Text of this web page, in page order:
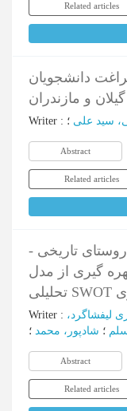
Related articles
دانشجویان
Writer : سید علی ؛
Abstract
Related articles
تاریخی -
گیری از مدل
Writer : لیفشاگرد،
؛ شادپور، محمد ؛
Abstract
Related articles